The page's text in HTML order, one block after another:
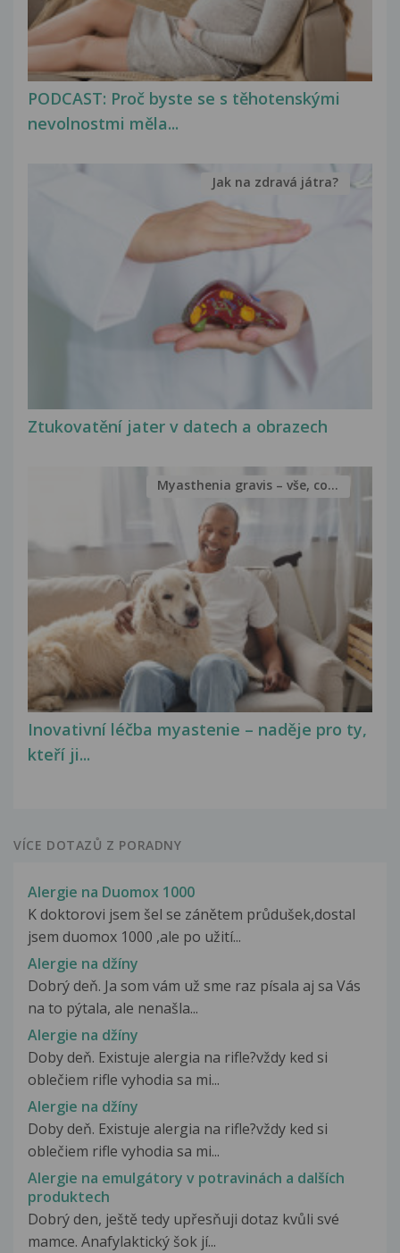
PODCAST: Proč byste se s těhotenskými
nevolnostmi měla...
Ztukovatění jater v datech a obrazech
Jak na zdravá játra?
Inovativní léčba myastenie – naděje pro ty,
kteří ji...
Myasthenia gravis – vše, co...
VÍCE DOTAZŮ Z PORADNY
Alergie na Duomox 1000
K doktorovi jsem šel se zánětem průdušek,dostal
jsem duomox 1000 ,ale po užití...
Alergie na džíny
Dobrý deň. Ja som vám už sme raz písala aj sa Vás
na to pýtala, ale nenašla...
Alergie na džíny
Doby deň. Existuje alergia na rifle?vždy ked si
oblečiem rifle vyhodia sa mi...
Alergie na džíny
Doby deň. Existuje alergia na rifle?vždy ked si
oblečiem rifle vyhodia sa mi...
Alergie na emulgátory v potravinách a dalších
produktech
Dobrý den, ještě tedy upřesňuji dotaz kvůli své
mamce. Anafylaktický šok jí...